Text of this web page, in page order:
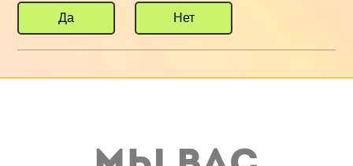
Да Нет